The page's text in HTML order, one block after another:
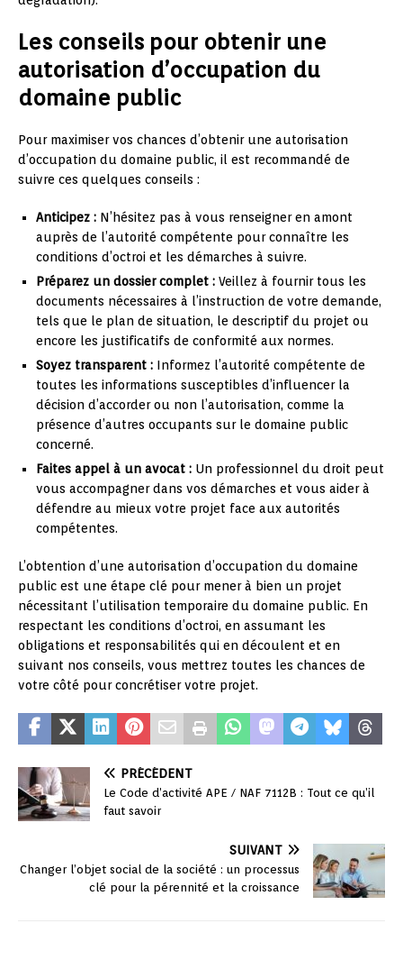
Les conseils pour obtenir une
autorisation d’occupation du
domaine public
Pour maximiser vos chances d’obtenir une autorisation
d’occupation du domaine public, il est recommandé de
suivre ces quelques conseils :
Anticipez : N’hésitez pas à vous renseigner en amont
auprès de l’autorité compétente pour connaître les
conditions d’octroi et les démarches à suivre.
Préparez un dossier complet : Veillez à fournir tous les
documents nécessaires à l’instruction de votre demande,
tels que le plan de situation, le descriptif du projet ou
encore les justificatifs de conformité aux normes.
Soyez transparent : Informez l’autorité compétente de
toutes les informations susceptibles d’influencer la
décision d’accorder ou non l’autorisation, comme la
présence d’autres occupants sur le domaine public
concerné.
Faites appel à un avocat : Un professionnel du droit peut
vous accompagner dans vos démarches et vous aider à
défendre au mieux votre projet face aux autorités
compétentes.
L’obtention d’une autorisation d’occupation du domaine
public est une étape clé pour mener à bien un projet
nécessitant l’utilisation temporaire du domaine public. En
respectant les conditions d’octroi, en assumant les
obligations et responsabilités qui en découlent et en
suivant nos conseils, vous mettrez toutes les chances de
votre côté pour concrétiser votre projet.
PRÉCÉDENT
Le Code d’activité APE / NAF 7112B : Tout ce qu’il
faut savoir
SUIVANT
Changer l’objet social de la société : un processus
clé pour la pérennité et la croissance